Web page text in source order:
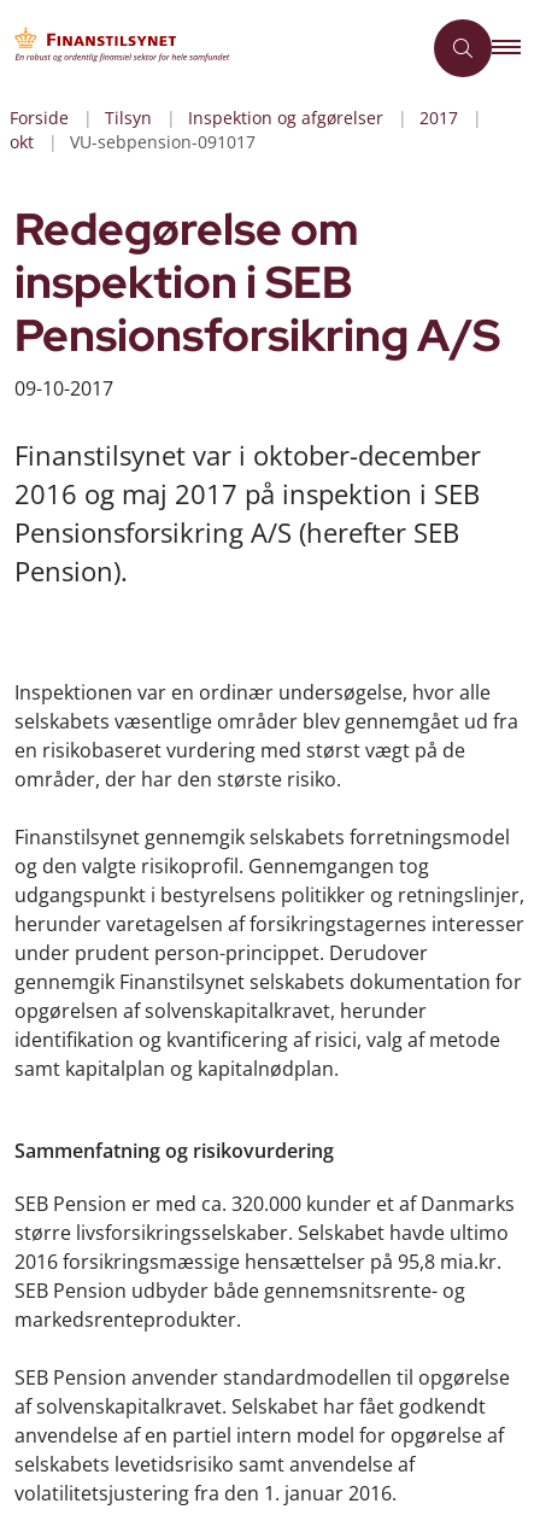
Forside Tilsyn Inspektion og afgørelser
2017
okt
VU-sebpension-091017
Redegørelse om
inspektion i SEB
Pensionsforsikring A/S
09-10-2017
Finanstilsynet var i oktober-december
2016 og maj 2017 på inspektion i SEB
Pensionsforsikring A/S (herefter SEB
Pension).
Inspektionen var en ordinær undersøgelse, hvor alle
selskabets væsentlige områder blev gennemgået ud fra
en risikobaseret vurdering med størst vægt på de
områder, der har den største risiko.
Finanstilsynet gennemgik selskabets forretningsmodel
og den valgte risikoprofil. Gennemgangen tog
udgangspunkt i bestyrelsens politikker og retningslinjer,
herunder varetagelsen af forsikringstagernes interesser
under prudent person-princippet. Derudover
gennemgik Finanstilsynet selskabets dokumentation for
opgørelsen af solvenskapitalkravet, herunder
identifikation og kvantificering af risici, valg af metode
samt kapitalplan og kapitalnødplan.
Sammenfatning og risikovurdering
SEB Pension er med ca. 320.000 kunder et af Danmarks
større livsforsikringsselskaber. Selskabet havde ultimo
2016 forsikringsmæssige hensættelser på 95,8 mia.kr.
SEB Pension udbyder både gennemsnitsrente- og
markedsrenteprodukter.
SEB Pension anvender standardmodellen til opgørelse
af solvenskapitalkravet. Selskabet har fået godkendt
anvendelse af en partiel intern model for opgørelse af
selskabets levetidsrisiko samt anvendelse af
volatilitetsjustering fra den 1. januar 2016.